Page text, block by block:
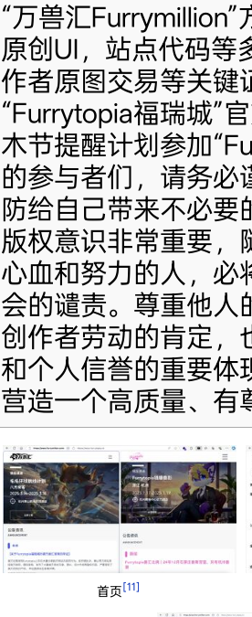
“万兽汇
原创UI，站点代码等
作者原图交易等关键
“Furrytopia福瑞城”
木节提醒计划参加
的参与者们，请务必
防给自己带来不必要
版权意识非常重要，
心血和努力的人，必
会的谴责。尊重他人
创作者劳动的肯定，
和个人信誉的重要体
营造一个高质量、有
首页 [11]